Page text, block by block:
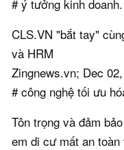
# ý tưởng kinh doanh.
CLS.VN "bắt tay"
và HRM
Zingnews.vn; Dec
# công nghệ tối ưu
Tôn trọng và đảm
em di cư mất an